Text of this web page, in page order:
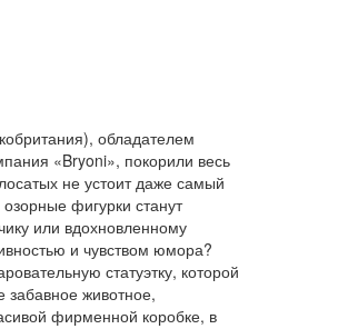
обладателем
«Bryoni», покорили весь
не устоит даже самый
фигурки станут
или вдохновленному
и чувством юмора?
статуэтку, которой
животное,
фирменной коробке, в